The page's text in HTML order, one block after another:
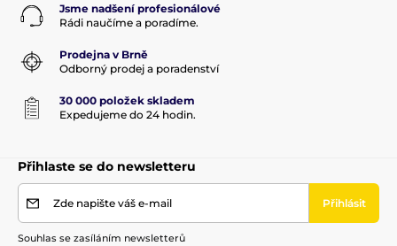
Jsme nadšení profesionálové
Rádi naučíme a poradíme.
Prodejna v Brně
Odborný prodej a poradenství
30 000 položek skladem
Expedujeme do 24 hodin.
Přihlaste se do newsletteru
Zde napište váš e-mail Přihlásit
Souhlas se zasíláním newsletterů